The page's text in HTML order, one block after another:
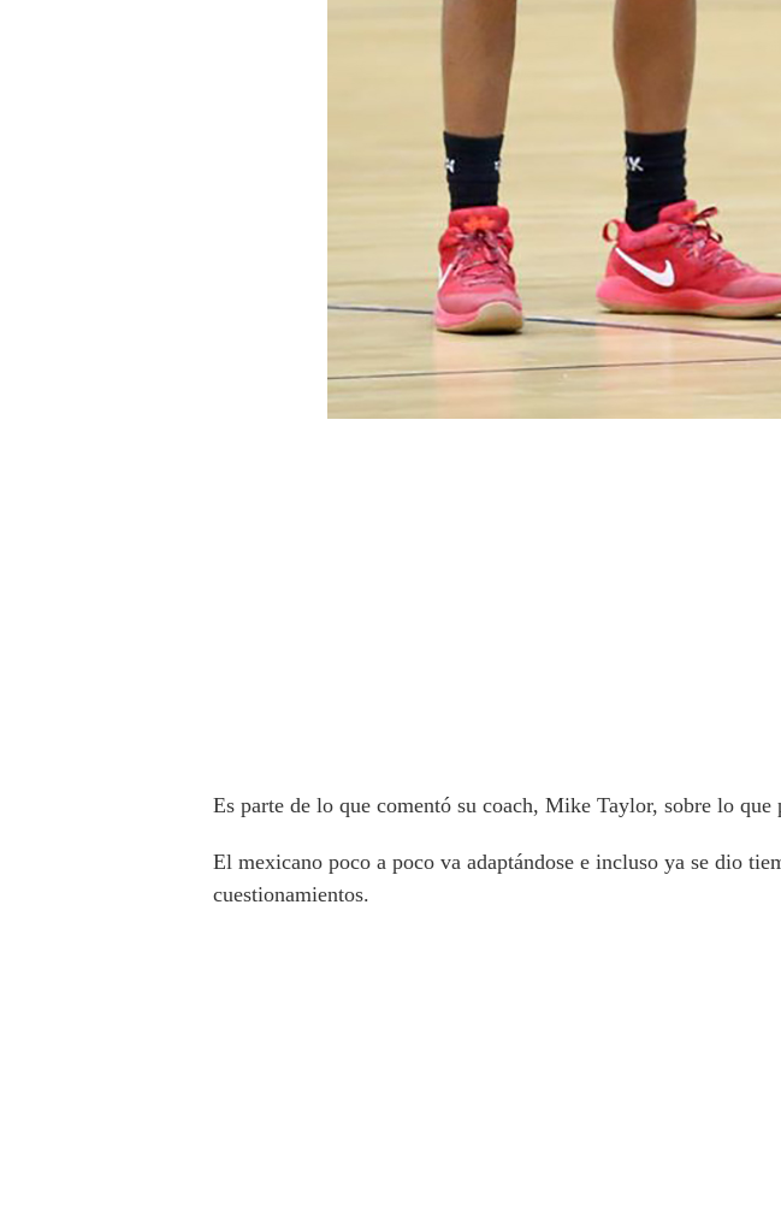
Es parte de lo que comentó su coach, Mike Taylor, sobre lo que
El mexicano poco a poco va adaptándose e incluso ya se dio
cuestionamientos.